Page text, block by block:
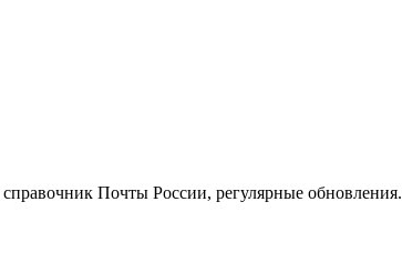
Почты России, регулярные обновления.